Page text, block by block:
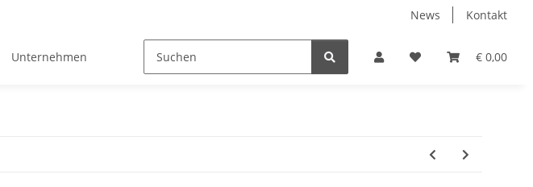
News Kontakt
€ 0,00
Unternehmen